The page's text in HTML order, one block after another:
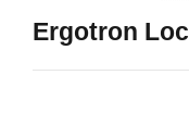
Ergotron